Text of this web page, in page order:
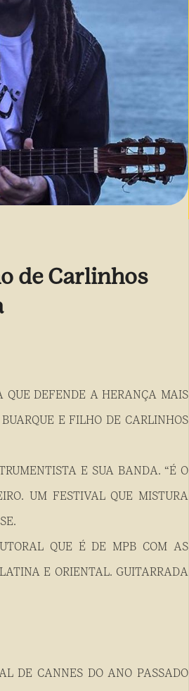
de Carlinhos
QUE DEFENDE A HERANÇA MAIS
E FILHO DE CARLINHOS
E SUA BANDA. “É O
UM FESTIVAL QUE MISTURA
QUE É DE MPB COM AS
E ORIENTAL. GUITARRADA
DE CANNES DO ANO PASSADO